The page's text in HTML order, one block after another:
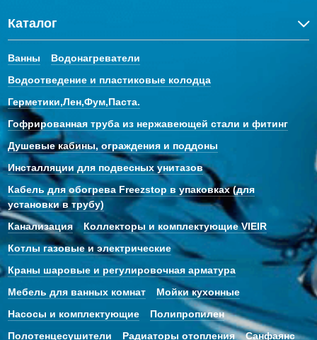
Каталог
Ванны
Водонагреватели
Водоотведение и пластиковые колодца
Герметики,Лен,Фум,Паста.
Гофрированная труба из нержавеющей стали и фитинг
Душевые кабины, ограждения и поддоны
Инсталляции для подвесных унитазов
Кабель для обогрева Freezstop в упаковках (для
установки в трубу)
Канализация
Коллекторы и комплектующие VIEIR
Котлы газовые и электрические
Краны шаровые и регулировочная арматура
Мебель для ванных комнат
Мойки кухонные
Насосы и комплектующие
Полипропилен
Полотенцесушители
Радиаторы отопления
Санфаянс